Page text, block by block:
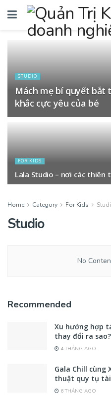
STUDIO
Mách mẹ bí quyết bắt
khắc cực yêu của bé
FOR KIDS
Lala Studio – nơi các thiên
Home Category For Kids
Studio
No
Recommended
Xu hướng hợp
thay đổi ra sao?
4 THÁNG AGO
Gala Chill cùng
thuật quy tụ
6 THÁNG AGO